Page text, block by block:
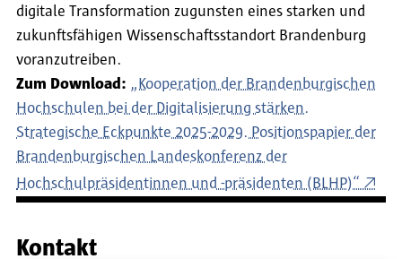
digitale Transformation zugunsten eines starken und
zukunftsfähigen Wissenschaftsstandort Brandenburg
voranzutreiben.
Zum Download: „Kooperation der Brandenburgischen
Hochschulen bei der Digitalisierung stärken.
Strategische Eckpunkte 2025-2029. Positionspapier der
Brandenburgischen Landeskonferenz der
Hochschulpräsidentinnen und -präsidenten (BLHP)“
Kontakt